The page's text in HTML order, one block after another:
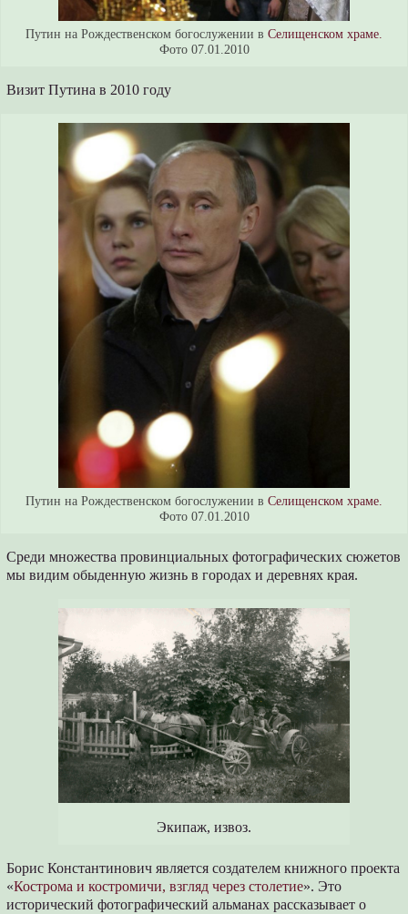
Путин на Рождественском богослужении в Селищенском храме.
Фото 07.01.2010
Визит Путина в 2010 году
Путин на Рождественском богослужении в Селищенском храме.
Фото 07.01.2010
Среди множества провинциальных фотографических сюжетов
мы видим обыденную жизнь в городах и деревнях края.
Экипаж, извоз.
Борис Константинович является создателем книжного проекта
«Кострома и костромичи, взгляд через столетие». Это
исторический фотографический альманах рассказывает о